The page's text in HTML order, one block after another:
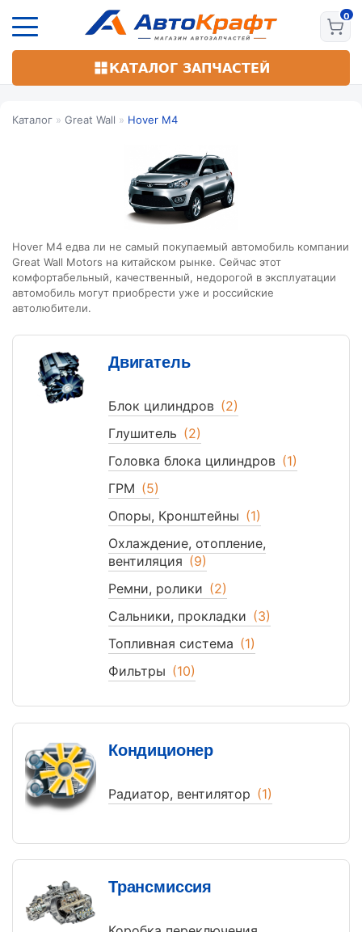
основному
КАТАЛОГ ЗАПЧАСТЕЙ
Каталог » Great Wall » Hover M4
Hover M4 едва ли не самый покупаемый автомобиль компании
Great Wall Motors на китайском рынке. Сейчас этот
комфортабельный, качественный, недорогой в эксплуатации
автомобиль могут приобрести уже и российские
автолюбители.
Двигатель
Блок цилиндров (2)
Глушитель (2)
Головка блока цилиндров (1)
ГРМ (5)
Опоры, Кронштейны (1)
Охлаждение, отопление,
вентиляция (9)
Ремни, ролики (2)
Сальники, прокладки (3)
Топливная система (1)
Фильтры (10)
Кондиционер
Радиатор, вентилятор (1)
Трансмиссия